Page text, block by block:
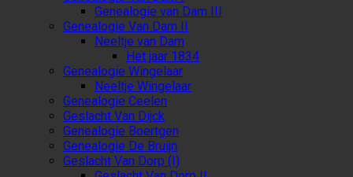
Genealogie van Dam III
Genealogie Van Dam II
Neeltje van Dam
Het jaar 1834
Genealogie Wingelaar
Neeltje Wingelaar
Genealogie Ceelen
Geslacht Van Dijck
Genealogie Boertgen
Genealogie De Bruijn
Geslacht Van Dorp (I)